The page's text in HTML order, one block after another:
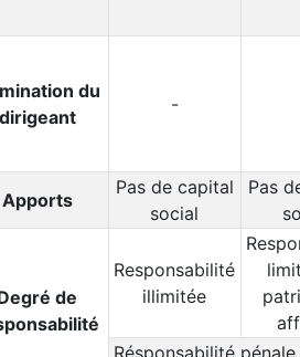
du
dirigeant
-
Apports
Pas de capital
social
Pas
de
Responsabilité
illimitée